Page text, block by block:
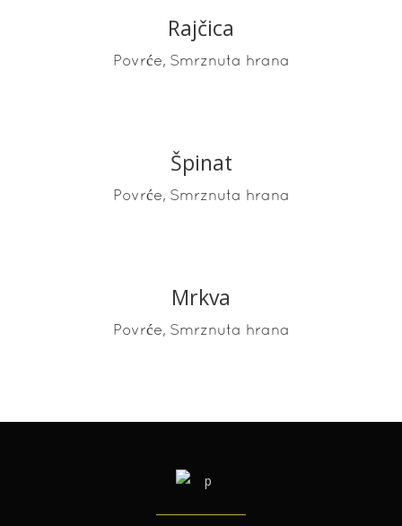
READ MORE
Rajčica
Povrće, Smrznuta hrana
READ MORE
Špinat
Povrće, Smrznuta hrana
READ MORE
Mrkva
Povrće, Smrznuta hrana